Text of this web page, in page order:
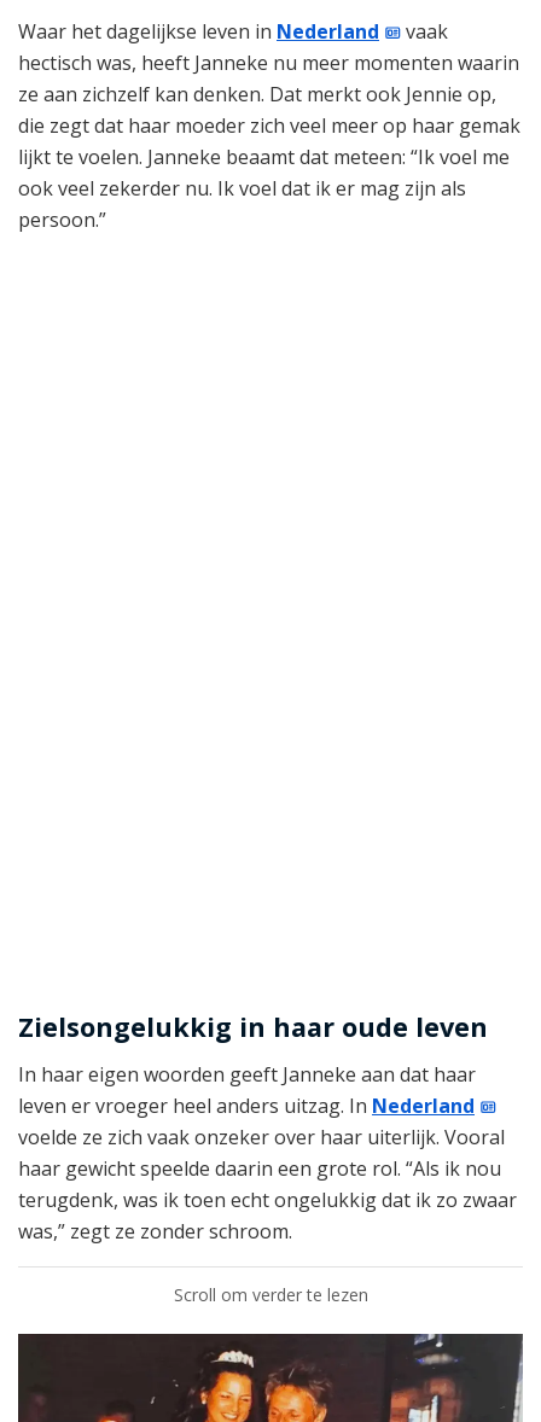
Waar het dagelijkse leven in Nederland
vaak
hectisch was, heeft Janneke nu meer momenten waarin
ze aan zichzelf kan denken. Dat merkt ook Jennie op,
die zegt dat haar moeder zich veel meer op haar gemak
lijkt te voelen. Janneke beaamt dat meteen: “Ik voel me
ook veel zekerder nu. Ik voel dat ik er mag zijn als
persoon.”
Zielsongelukkig in haar oude leven
In haar eigen woorden geeft Janneke aan dat haar
leven er vroeger heel anders uitzag. In Nederland
voelde ze zich vaak onzeker over haar uiterlijk. Vooral
haar gewicht speelde daarin een grote rol. “Als ik nou
terugdenk, was ik toen echt ongelukkig dat ik zo zwaar
was,” zegt ze zonder schroom.
Scroll om verder te lezen